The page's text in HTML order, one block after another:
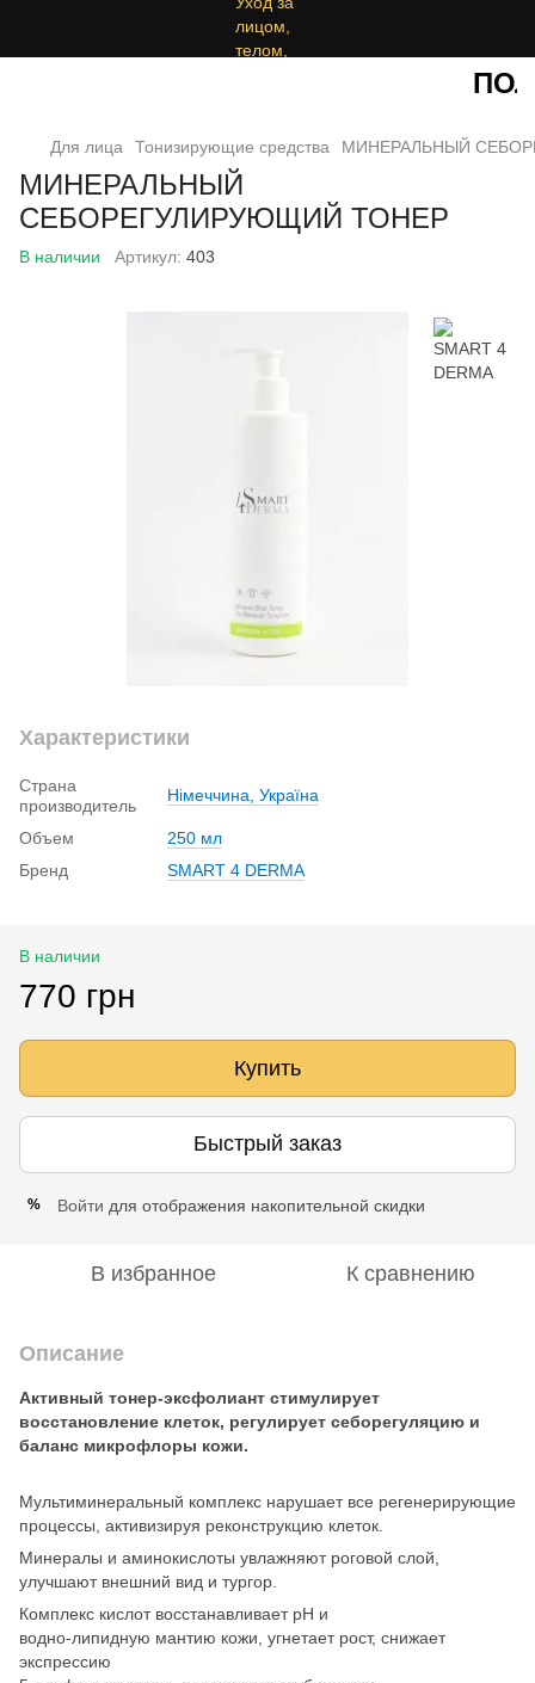
Для лица Тонизирующие средства МИНЕРАЛЬНЫЙ
МИНЕРАЛЬНЫЙ
СЕБОРЕГУЛИРУЮЩИЙ ТОНЕР
В наличии Артикул: 403
Характеристики
Страна
производитель
Німеччина, Україна
Объем
250 мл
Бренд
SMART 4 DERMA
В наличии
770 грн
Купить
Быстрый заказ
% Войти для отображения накопительной скидки
В избранное К сравнению
Описание
Активный тонер-эксфолиант стимулирует
восстановление клеток, регулирует себорегуляцию и
баланс микрофлоры кожи.
Мультиминеральный комплекс нарушает все регенерирующие
процессы, активизируя реконструкцию клеток.
Минералы и аминокислоты увлажняют роговой слой,
улучшают внешний вид и тургор.
Комплекс кислот восстанавливает рН и
водно-липидную мантию кожи, угнетает рост, снижает
экспрессию